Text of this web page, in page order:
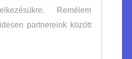
Remélem
partnereink között